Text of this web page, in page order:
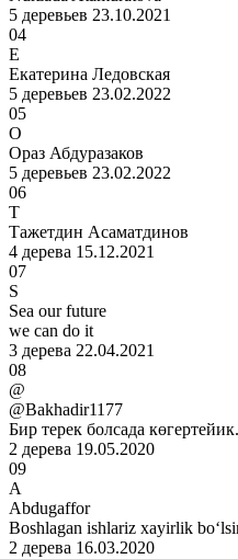
5 деревьев 23.10.2021
04
Е
Екатерина Ледовская
5 деревьев 23.02.2022
05
О
Ораз Абдуразаков
5 деревьев 23.02.2022
06
Т
Тажетдин Асаматдинов
4 дерева 15.12.2021
07
S
Sea our future
we can do it
3 дерева 22.04.2021
08
@
@Bakhadir1177
Бир терек болсада көгертейик.
2 дерева 19.05.2020
09
A
Abdugaffor
Boshlagan ishlariz xayirlik
2 дерева 16.03.2020